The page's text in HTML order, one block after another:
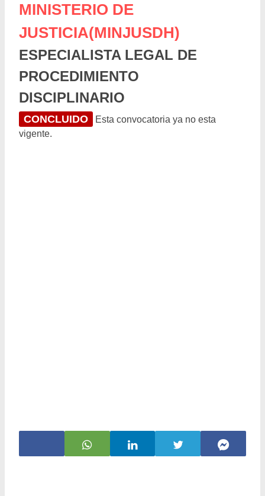
MINISTERIO DE
JUSTICIA(MINJUSDH)
ESPECIALISTA LEGAL DE
PROCEDIMIENTO
DISCIPLINARIO
CONCLUIDO
Esta convocatoria ya no esta
vigente.